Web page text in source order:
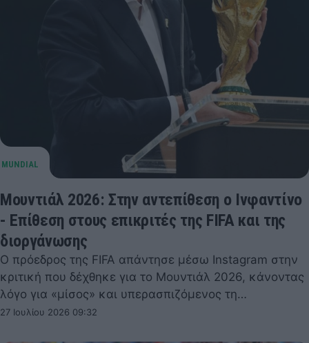
Μουντιάλ 2026: Στην αντεπίθεση ο Ινφαντίνο
- Επίθεση στους επικριτές της FIFA και της
διοργάνωσης
Ο πρόεδρος της FIFA απάντησε μέσω Instagram στην
κριτική που δέχθηκε για το Μουντιάλ 2026, κάνοντας
λόγο για «μίσος» και υπερασπιζόμενος τη…
27 Ιουλίου 2026 09:32